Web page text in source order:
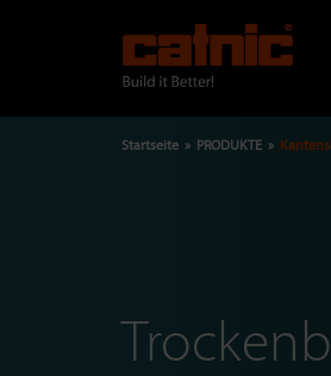
Startseite PRODUKTE